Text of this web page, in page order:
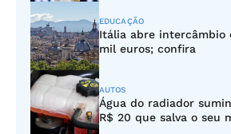
EDUCAÇÃO
Itália abre intercâmbio
mil euros; confira
AUTOS
Água do radiador
R$ 20 que salva o seu